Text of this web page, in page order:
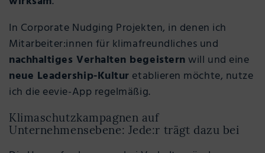
In Corporate Nudging Projekten, in denen ich
Mitarbeiter:innen für klimafreundliches und
nachhaltiges Verhalten begeisternwill und eine
neue Leadership-Kultur etablieren möchte, nutze
ich die eevie-App regelmäßig.
Klimaschutzkampagnen auf
Unternehmensebene: Jede:r trägt dazu bei